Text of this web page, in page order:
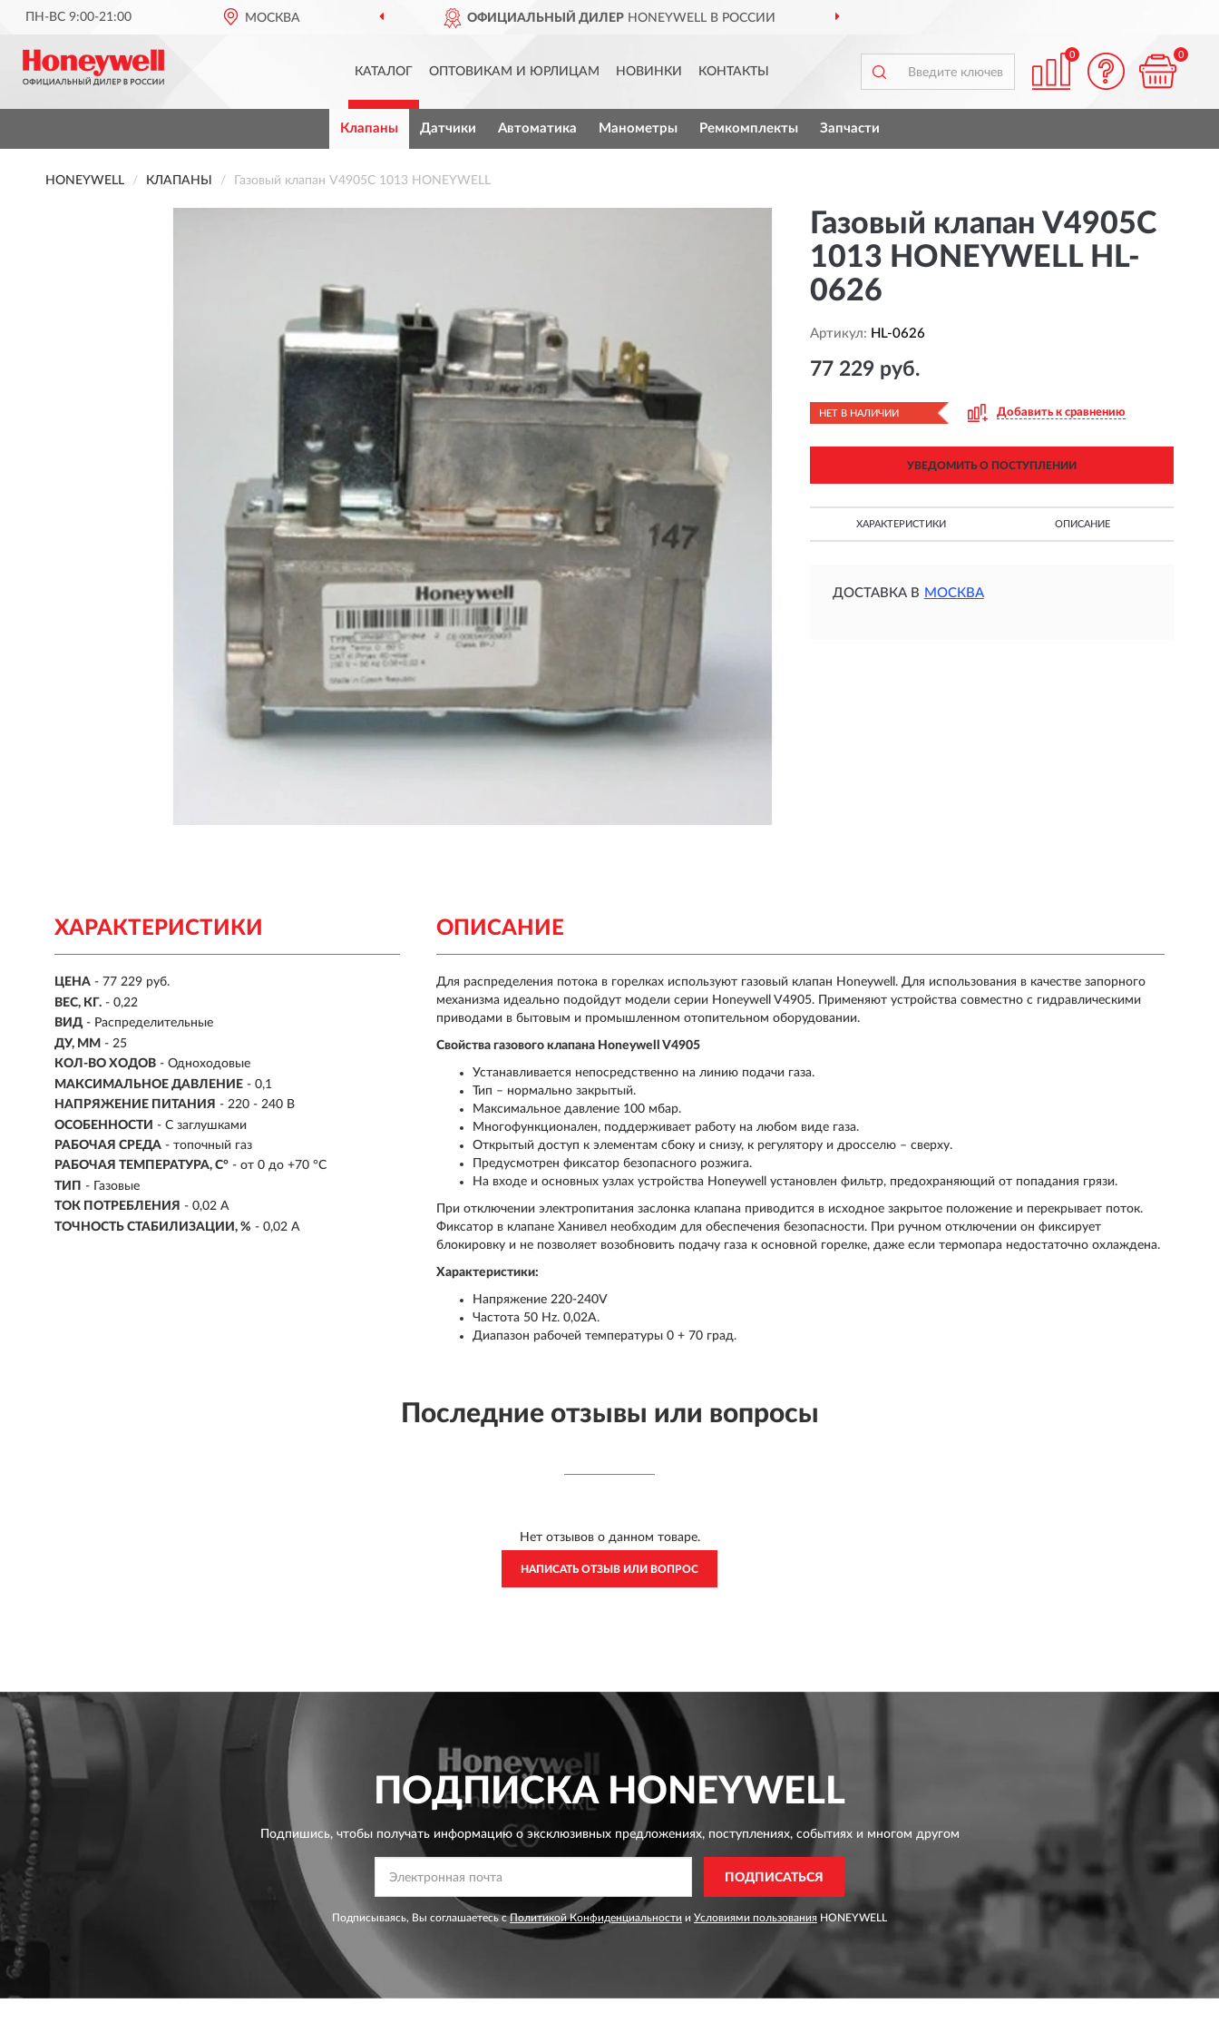
ПН-ВС 9:00-21:00 МОСКВА ОФИЦИАЛЬНЫЙ ДИЛЕРHONEYWELL В РОССИИ
КАТАЛОГ ОПТОВИКАМ И ЮРЛИЦАМ НОВИНКИ КОНТАКТЫ
0 0
Клапаны Датчики Автоматика Манометры Ремкомплекты Запчасти
HONEYWELL КЛАПАНЫ Газовый клапан V4905C 1013 HONEYWELL
Газовый клапан V4905C
1013 HONEYWELL HL-
0626
Артикул: HL-0626
77 229 руб.
НЕТ В НАЛИЧИИ Добавить к сравнению
УВЕДОМИТЬ О ПОСТУПЛЕНИИ
ХАРАКТЕРИСТИКИ ОПИСАНИЕ
ДОСТАВКА В МОСКВА
ХАРАКТЕРИСТИКИ
ЦЕНА - 77 229 руб.
ВЕС, КГ. - 0,22
ВИД - Распределительные
ДУ, ММ - 25
КОЛ-ВО ХОДОВ - Одноходовые
МАКСИМАЛЬНОЕ ДАВЛЕНИЕ - 0,1
НАПРЯЖЕНИЕ ПИТАНИЯ - 220 - 240 В
ОСОБЕННОСТИ - С заглушками
РАБОЧАЯ СРЕДА - топочный газ
РАБОЧАЯ ТЕМПЕРАТУРА, C° - от 0 до +70 °C
ТИП - Газовые
ТОК ПОТРЕБЛЕНИЯ - 0,02 А
ТОЧНОСТЬ СТАБИЛИЗАЦИИ, % - 0,02 А
ОПИСАНИЕ
Для распределения потока в горелках используют газовый клапан Honeywell. Для использования в качестве запорного
механизма идеально подойдут модели серии Honeywell V4905. Применяют устройства совместно с гидравлическими
приводами в бытовым и промышленном отопительном оборудовании.
Свойства газового клапана Honeywell V4905
Устанавливается непосредственно на линию подачи газа.
Тип – нормально закрытый.
Максимальное давление 100 мбар.
Многофункционален, поддерживает работу на любом виде газа.
Открытый доступ к элементам сбоку и снизу, к регулятору и дросселю – сверху.
Предусмотрен фиксатор безопасного розжига.
На входе и основных узлах устройства Honeywell установлен фильтр, предохраняющий от попадания грязи.
При отключении электропитания заслонка клапана приводится в исходное закрытое положение и перекрывает поток.
Фиксатор в клапане Ханивел необходим для обеспечения безопасности. При ручном отключении он фиксирует
блокировку и не позволяет возобновить подачу газа к основной горелке, даже если термопара недостаточно охлаждена.
Характеристики:
Напряжение 220-240V
Частота 50 Hz. 0,02A.
Диапазон рабочей температуры 0 + 70 град.
Последние отзывы или вопросы
Нет отзывов о данном товаре.
НАПИСАТЬ ОТЗЫВ ИЛИ ВОПРОС
ПОДПИСКАHONEYWELL
Подпишись, чтобы получать информацию о эксклюзивных предложениях,поступлениях, событиях и многом другом
ПОДПИСАТЬСЯ
Подписываясь, Вы соглашаетесь сПолитикой Конфиденциальности и Условиями пользования HONEYWELL